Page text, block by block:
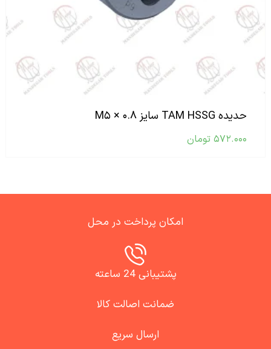
حدیده TAM HSSG سایز M۵ × ۰.۸
۵۷۲.۰۰۰ تومان
امکان پرداخت در محل
پشتیبانی 24 ساعته
ضمانت اصالت کالا
ارسال سریع